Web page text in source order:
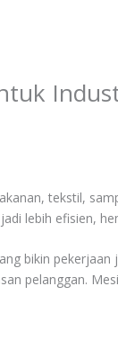
tekstil,
lebih efisien,
bikin
pelanggan.